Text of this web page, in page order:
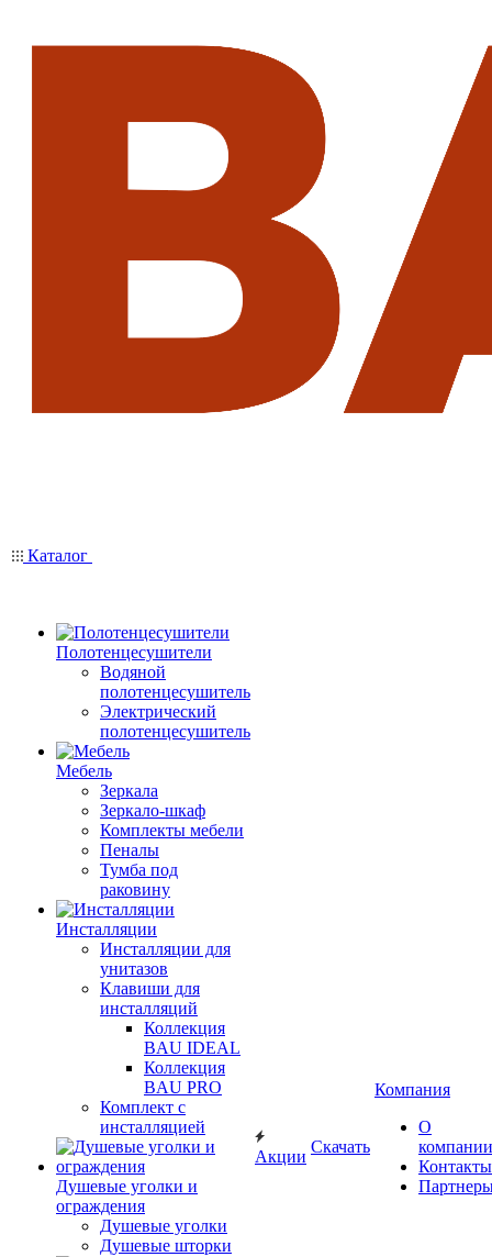
Каталог
Полотенцесушители
Водяной
полотенцесушитель
Электрический
полотенцесушитель
Мебель
Зеркала
Зеркало-шкаф
Комплекты мебели
Пеналы
Тумба под
раковину
Инсталляции
Инсталляции для
унитазов
Клавиши для
инсталляций
Коллекция
BAU IDEAL
Коллекция
BAU PRO
Комплект с
инсталляцией
Душевые уголки и
ограждения
Душевые уголки
Душевые шторки
Акции
Скачать
Компания
О
компании
Контакты